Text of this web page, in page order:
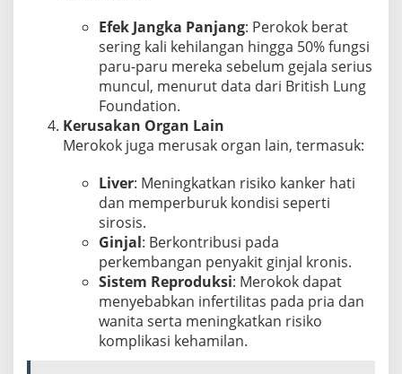
Efek Jangka Panjang: Perokok berat
sering kali kehilangan hingga 50% fungsi
paru-paru mereka sebelum gejala serius
muncul, menurut data dari British Lung
Foundation.
Kerusakan Organ Lain
Merokok juga merusak organ lain, termasuk:
Liver: Meningkatkan risiko kanker hati
dan memperburuk kondisi seperti
sirosis.
Ginjal: Berkontribusi pada
perkembangan penyakit ginjal kronis.
Sistem Reproduksi: Merokok dapat
menyebabkan infertilitas pada pria dan
wanita serta meningkatkan risiko
komplikasi kehamilan.